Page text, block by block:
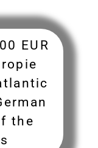
EUR
the